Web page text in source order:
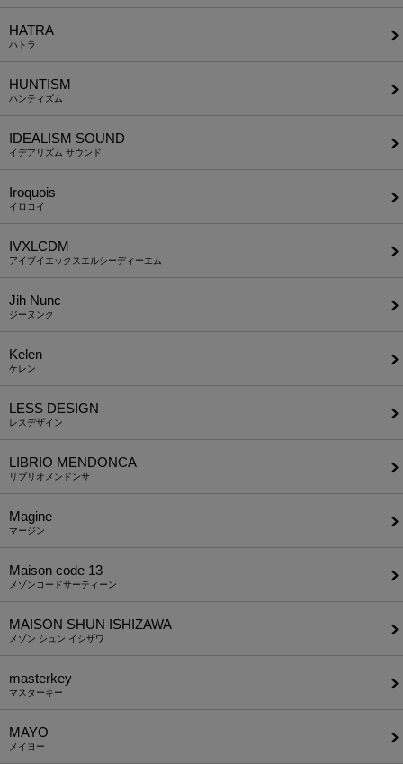
HATRA
ハトラ
HUNTISM
ハンティズム
IDEALISM SOUND
イデアリズム サウンド
Iroquois
イロコイ
IVXLCDM
アイブイエックスエルシーディーエム
Jih Nunc
ジーヌンク
Kelen
ケレン
LESS DESIGN
レスデザイン
LIBRIO MENDONCA
リブリオメンドンサ
Magine
マージン
Maison code 13
メゾンコードサーティーン
MAISON SHUN ISHIZAWA
メゾン シュン イシザワ
masterkey
マスターキー
MAYO
メイヨー